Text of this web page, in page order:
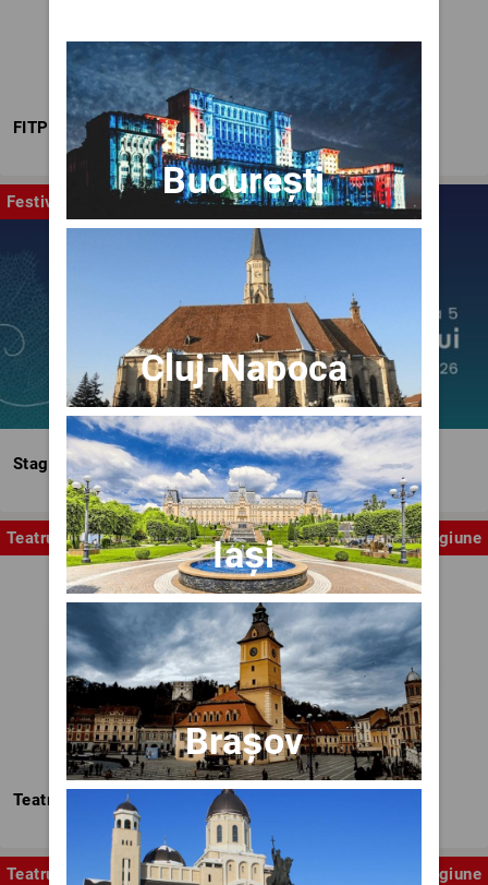
FITPTI
Festival
Stagiunea Estivală a Artelor Spectacolului
Teatru Stagiune
Teatrul Nottara
Teatru Stagiune
București
Cluj-Napoca
Iași
Brașov